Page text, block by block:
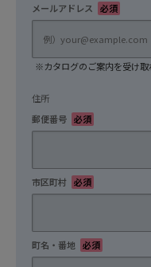
メールアドレス 必須
※カタログのご案内を受け取
住所
郵便番号 必須
市区町村 必須
町名・番地 必須